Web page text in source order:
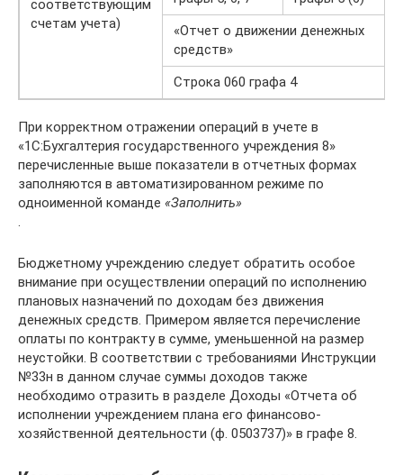
соответствующим
счетам учета)
«Отчет о движении денежных
средств»
Строка 060 графа 4
При корректном отражении операций в учете в
«1С:Бухгалтерия государственного учреждения 8»
перечисленные выше показатели в отчетных формах
заполняются в автоматизированном режиме по
одноименной команде «Заполнить»
.
Бюджетному учреждению следует обратить особое
внимание при осуществлении операций по исполнению
плановых назначений по доходам без движения
денежных средств. Примером является перечисление
оплаты по контракту в сумме, уменьшенной на размер
неустойки. В соответствии с требованиями Инструкции
№33н в данном случае суммы доходов также
необходимо отразить в разделе Доходы «Отчета об
исполнении учреждением плана его финансово-
хозяйственной деятельности (ф. 0503737)» в графе 8.